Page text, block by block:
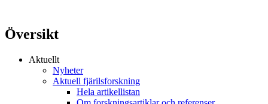
Översikt
Aktuellt
Nyheter
Aktuell fjärilsforskning
Hela artikellistan